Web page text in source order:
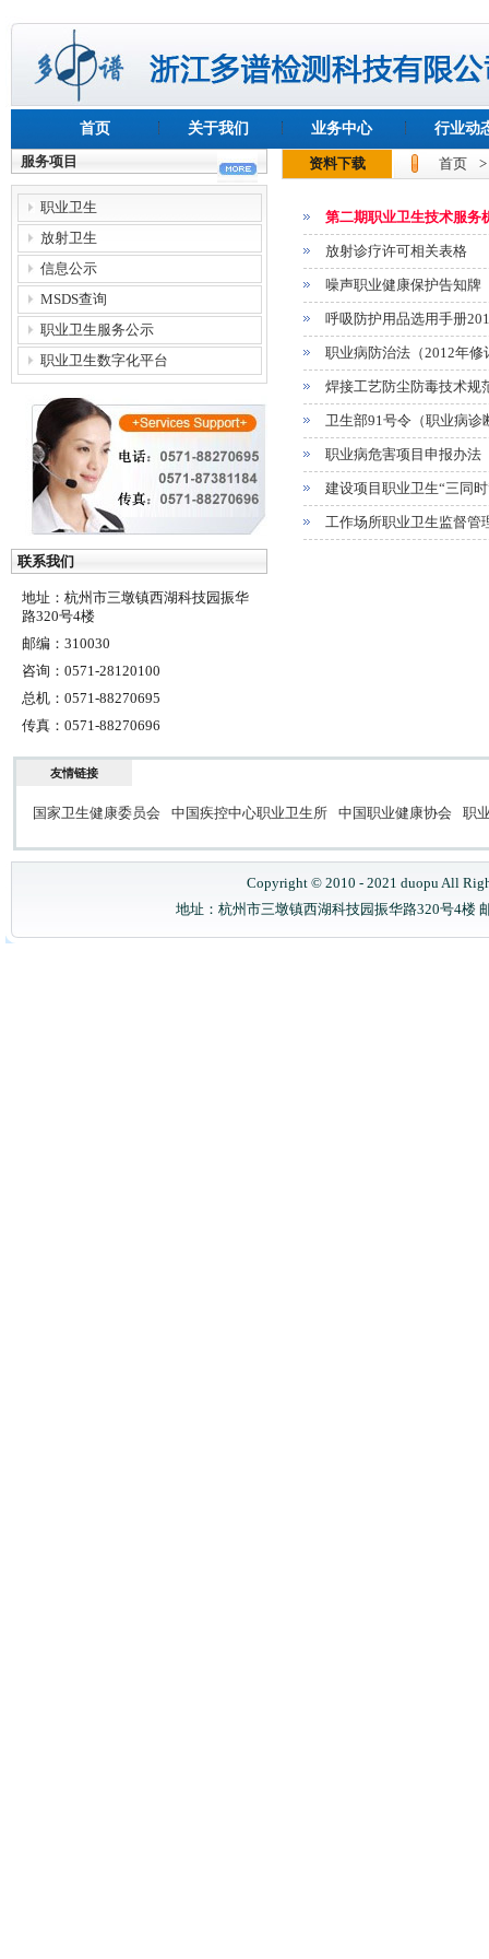
首页 关于我们 业务中心
行业动
服务项目
职业卫生
放射卫生
信息公示
MSDS查询
职业卫生服务公示
职业卫生数字化平台
联系我们
地址：杭州市三墩镇西湖科技园振华
路320号4楼
邮编：310030
咨询：0571-28120100
总机：0571-88270695
传真：0571-88270696
资料下载 首页 >
第二期职业卫生技术服务
放射诊疗许可相关表格
噪声职业健康保护告知牌
呼吸防护用品选用手册
职业病防治法（2012年修
焊接工艺防尘防毒技术规
卫生部91号令（职业病诊
职业病危害项目申报办法
建设项目职业卫生“三同
工作场所职业卫生监督管
友情链接
国家卫生健康委员会 中国疾控中心职业卫生所 中国职业健康协会 职
Copyright © 2010 - 2021 duopu All
地址：杭州市三墩镇西湖科技园振华路320号4楼